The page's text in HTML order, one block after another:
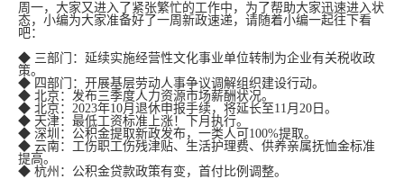
周一，大家又进入了紧张繁忙的工作中，为了帮助大家迅速进入状
态，小编为大家准备好了一周新政速递，请随着小编一起往下看
吧：
◆ 三部门：延续实施经营性文化事业单位转制为企业有关税收政
策。
◆ 四部门：开展基层劳动人事争议调解组织建设行动。
◆ 北京：发布三季度人力资源市场薪酬状况。
◆ 北京：2023年10月退休申报手续，将延长至11月20日。
◆ 天津：最低工资标准上涨！下月执行。
◆ 深圳：公积金提取新政发布，一类人可100%提取。
◆ 云南：工伤职工伤残津贴、生活护理费、供养亲属抚恤金标准
提高。
◆ 杭州：公积金贷款政策有变，首付比例调整。